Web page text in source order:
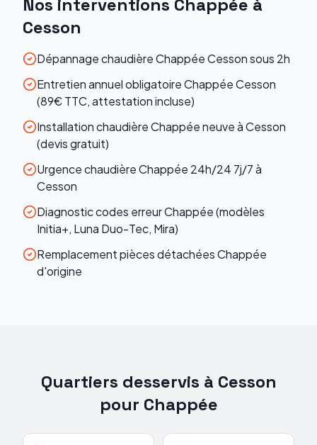
Nos interventions Chappée à
Cesson
Dépannage chaudière Chappée Cesson sous 2h
Entretien annuel obligatoire Chappée Cesson
(89€ TTC, attestation incluse)
Installation chaudière Chappée neuve à Cesson
(devis gratuit)
Urgence chaudière Chappée 24h/24 7j/7 à
Cesson
Diagnostic codes erreur Chappée (modèles
Initia+, Luna Duo-Tec, Mira)
Remplacement pièces détachées Chappée
d'origine
Quartiers desservis à Cesson
pour Chappée